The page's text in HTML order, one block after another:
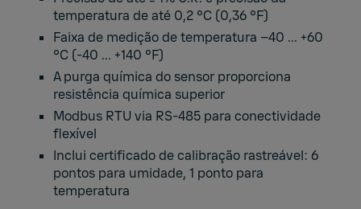
temperatura de até 0,2 °C (0,36 °F)
Faixa de medição de temperatura –40 ... +60
°C (-40 ... +140 °F)
A purga química do sensor proporciona
resistência química superior
Modbus RTU via RS-485 para conectividade
flexível
Inclui certificado de calibração rastreável: 6
pontos para umidade, 1 ponto para
temperatura